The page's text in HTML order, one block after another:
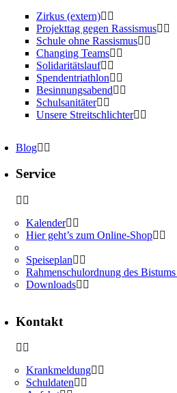
Zirkus (extern)
Projekttag gegen Rassismus
Schule ohne Rassismus
Changing Teams
Solidaritätslauf
Spendentriathlon
Besinnungsabend
Schulsanitäter
Unsere Streitschlichter
Blog
Service
Kalender
Hier geht’s zum Online-Shop
Speiseplan
Rahmenschulordnung des Bistums
Downloads
Kontakt
Krankmeldung
Schuldaten